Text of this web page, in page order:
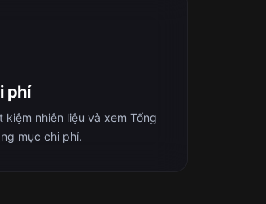
phí
nhiên liệu và xem Tổng
mục chi phí.